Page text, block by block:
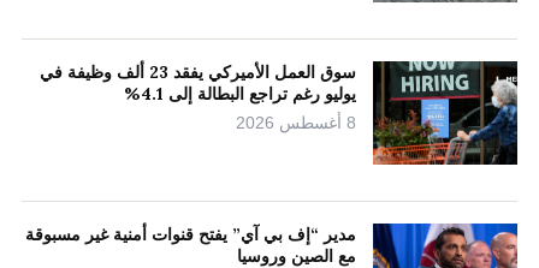
سوق العمل الأميركي يفقد 23 ألف وظيفة في
يوليو رغم تراجع البطالة إلى 4.1%
8 أغسطس 2026
مدير “إف بي آي” يفتح قنوات أمنية غير مسبوقة
مع الصين وروسيا